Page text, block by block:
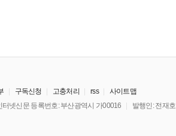
구독신청 고충처리 rss
사이트맵
터넷신문 등록번호: 부산광역시 가00016 발행인: 전재호